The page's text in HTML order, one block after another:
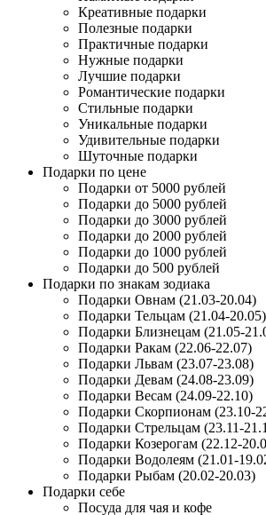
Креативные подарки
Полезные подарки
Практичные подарки
Нужные подарки
Лучшие подарки
Романтические подарки
Стильные подарки
Уникальные подарки
Удивительные подарки
Шуточные подарки
Подарки по цене
Подарки от 5000 рублей
Подарки до 5000 рублей
Подарки до 3000 рублей
Подарки до 2000 рублей
Подарки до 1000 рублей
Подарки до 500 рублей
Подарки по знакам зодиака
Подарки Овнам (21.03-20.04)
Подарки Тельцам (21.04-20.05)
Подарки Близнецам (21.05-
Подарки Ракам (22.06-22.07)
Подарки Львам (23.07-23.08)
Подарки Девам (24.08-23.09)
Подарки Весам (24.09-22.10)
Подарки Скорпионам (23.10-
Подарки Стрельцам (23.11-
Подарки Козерогам (22.12-
Подарки Водолеям (21.01-
Подарки Рыбам (20.02-20.03)
Подарки себе
Посуда для чая и кофе